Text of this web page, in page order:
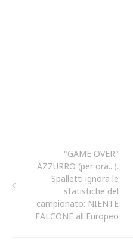
"GAME OVER"
AZZURRO (per ora...).
Spalletti ignora le
statistiche del
campionato: NIENTE
FALCONE all'Europeo